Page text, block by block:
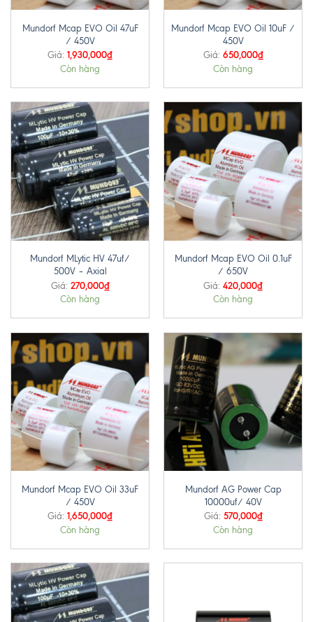
Mundorf Mcap EVO Oil 47uF
/ 450V
Giá: 1,930,000₫
Còn hàng
Mundorf Mcap EVO Oil 10uF /
450V
Giá: 650,000₫
Còn hàng
Mundorf MLytic HV 47uf/
500V – Axial
Giá: 270,000₫
Còn hàng
Mundorf Mcap EVO Oil 0.1uF
/ 650V
Giá: 420,000₫
Còn hàng
Mundorf Mcap EVO Oil 33uF
/ 450V
Giá: 1,650,000₫
Còn hàng
Mundorf AG Power Cap
10000uf/ 40V
Giá: 570,000₫
Còn hàng